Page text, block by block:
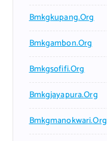
Bmkgkupang.org
Bmkgambon.org
Bmkgsofifi.org
Bmkgjayapura.org
Bmkgmanokwari.org